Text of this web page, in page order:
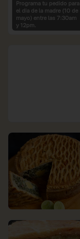
Programa tu pedido para
el dia de la madre (10 de
mayo) entre las 7:30am
y 12pm.